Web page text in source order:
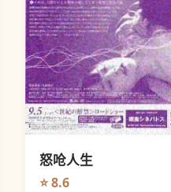
怒呛人生
⭐ 8.6